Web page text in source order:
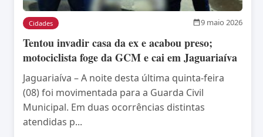
Cidades 9 maio 2026
Tentou invadir casa da ex e acabou preso;
motociclista foge da GCM e cai em Jaguariaíva
Jaguariaíva – A noite desta última quinta-feira
(08) foi movimentada para a Guarda Civil
Municipal. Em duas ocorrências distintas
atendidas p...